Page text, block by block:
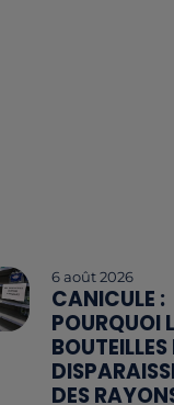
6 août 2026
CANICULE :
POURQUOI
DES